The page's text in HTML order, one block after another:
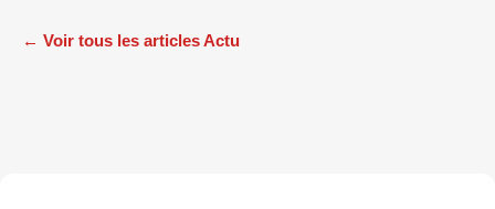
← Voir tous les articles Actu